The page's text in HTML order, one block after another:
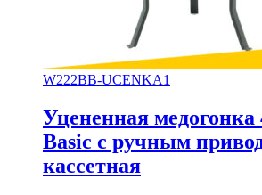
W222BB-UCENKA1
Уцененная
Basic с ручным
кассетная